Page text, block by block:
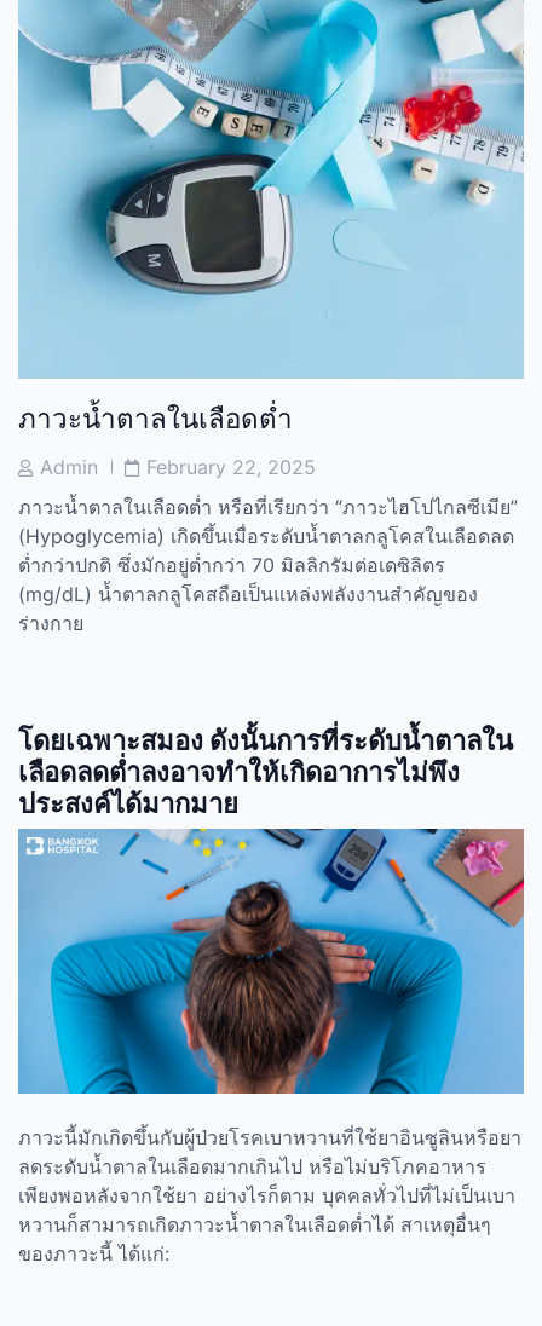
ภาวะน้ำตาลในเลือดต่ำ
PostAdmin
PostFebruary 22, 2025
ภาวะน้ำตาลในเลือดต่ำ หรือที่เรียกว่า “ภาวะไฮโปไกลซีเมีย”
(Hypoglycemia) เกิดขึ้นเมื่อระดับน้ำตาลกลูโคสในเลือดลด
ต่ำกว่าปกติ ซึ่งมักอยู่ต่ำกว่า 70 มิลลิกรัมต่อเดซิลิตร
(mg/dL) น้ำตาลกลูโคสถือเป็นแหล่งพลังงานสำคัญของ
ร่างกาย
โดยเฉพาะสมอง ดังนั้นการที่ระดับน้ำตาลใน
เลือดลดต่ำลงอาจทำให้เกิดอาการไม่พึง
ประสงค์ได้มากมาย
ภาวะนี้มักเกิดขึ้นกับผู้ป่วยโรคเบาหวานที่ใช้ยาอินซูลินหรือยา
ลดระดับน้ำตาลในเลือดมากเกินไป หรือไม่บริโภคอาหาร
เพียงพอหลังจากใช้ยา อย่างไรก็ตาม บุคคลทั่วไปที่ไม่เป็นเบา
หวานก็สามารถเกิดภาวะน้ำตาลในเลือดต่ำได้ สาเหตุอื่นๆ
ของภาวะนี้ ได้แก่: